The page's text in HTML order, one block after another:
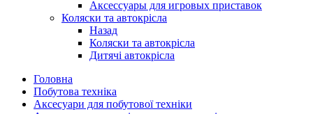
Аксессуары для игровых приставок
Коляски та автокрісла
Назад
Коляски та автокрісла
Дитячі автокрісла
Головна
Побутова техніка
Аксесуари для побутової техніки